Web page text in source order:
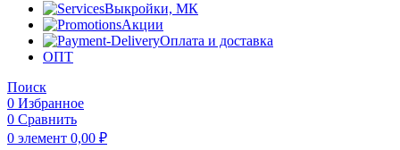
Выкройки, МК
Акции
Оплата и доставка
ОПТ
Поиск
0 Избранное
0 Сравнить
0 элемент 0,00 ₽